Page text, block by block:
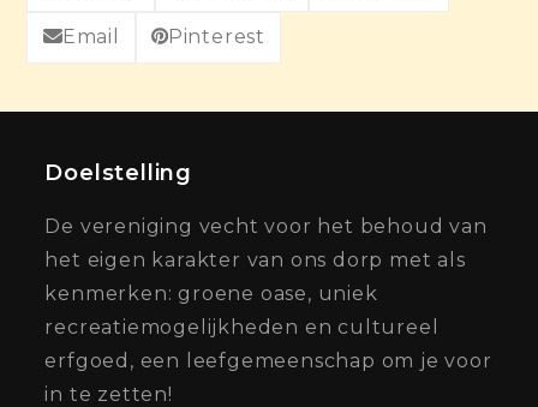
Email Pinterest
Doelstelling
De vereniging vecht voor het behoud van
het eigen karakter van ons dorp met als
kenmerken: groene oase, uniek
recreatiemogelijkheden en cultureel
erfgoed, een leefgemeenschap om je voor
in te zetten!